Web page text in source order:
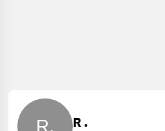
R .